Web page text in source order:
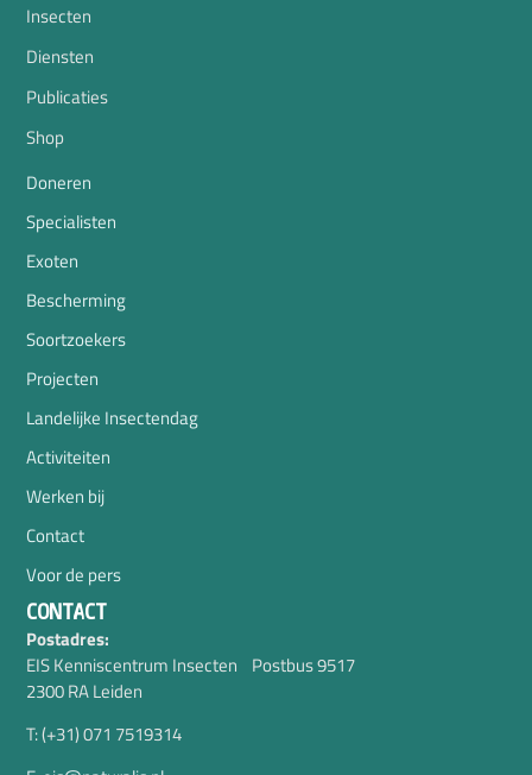
Insecten
Diensten
Publicaties
Shop
Doneren
Specialisten
Exoten
Bescherming
Soortzoekers
Projecten
Landelijke Insectendag
Activiteiten
Werken bij
Contact
Voor de pers
CONTACT
Postadres:
EIS Kenniscentrum Insecten Postbus 9517
2300 RA Leiden
T: (+31) 071 7519314